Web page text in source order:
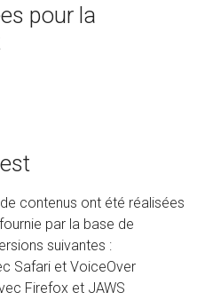
pour la
contenus ont été réalisées
par la base de
suivantes :
Safari et VoiceOver
Firefox et JAWS